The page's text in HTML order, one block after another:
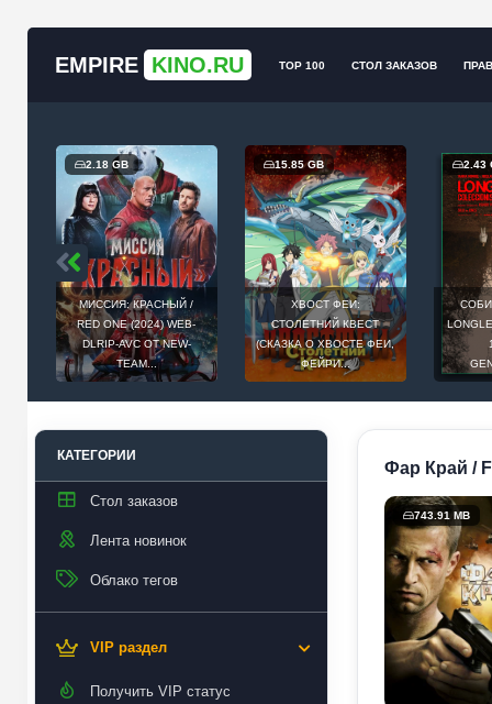
EMPIRE KINO.RU TOP 100 СТОЛ ЗАКАЗОВ
2.18 GB
МИССИЯ: КРАСНЫЙ /
RED ONE (2024) WEB-
DLRIP-AVC ОТ NEW-
TEAM...
15.85 GB
ХВОСТ ФЕИ:
СТОЛЕТНИЙ КВЕСТ
(СКАЗКА О ХВОСТЕ ФЕИ,
ФЕЙРИ...
2.43
КАТЕГОРИИ
Стол заказов
Лента новинок
Облако тегов
VIP раздел
Получить VIP статус
Фар Край /
743.91 MB